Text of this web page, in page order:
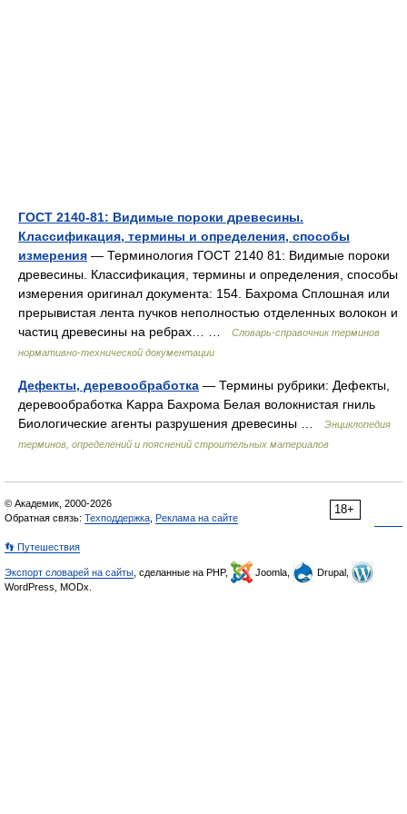
ГОСТ 2140-81: Видимые пороки древесины.
Классификация, термины и определения, способы
измерения — Терминология ГОСТ 2140 81: Видимые пороки
древесины. Классификация, термины и определения, способы
измерения оригинал документа: 154. Бахрома Сплошная или
прерывистая лента пучков неполностью отделенных волокон и
частиц древесины на ребрах… …
Словарь-справочник терминов
нормативно-технической документации
Дефекты, деревообработка — Термины рубрики: Дефекты,
деревообработка Kappa Бахрома Белая волокнистая гниль
Биологические агенты разрушения древесины …
Энциклопедия
терминов, определений и пояснений строительных материалов
18+
© Академик, 2000-2026
Обратная связь: Техподдержка Реклама на сайте
👣 Путешествия
Экспорт словарей на сайты , сделанные на PHP, Joomla,
Drupal,
WordPress, MODx.